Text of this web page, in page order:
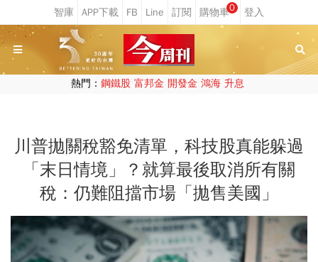
0
熱門： 鋼鐵股 富邦金 開發金 鴻海 升息
川普拋關稅豁免清單，科技股真能躲過
「末日情境」？就算最後取消所有關
稅：仍難阻擋市場「拋售美國」